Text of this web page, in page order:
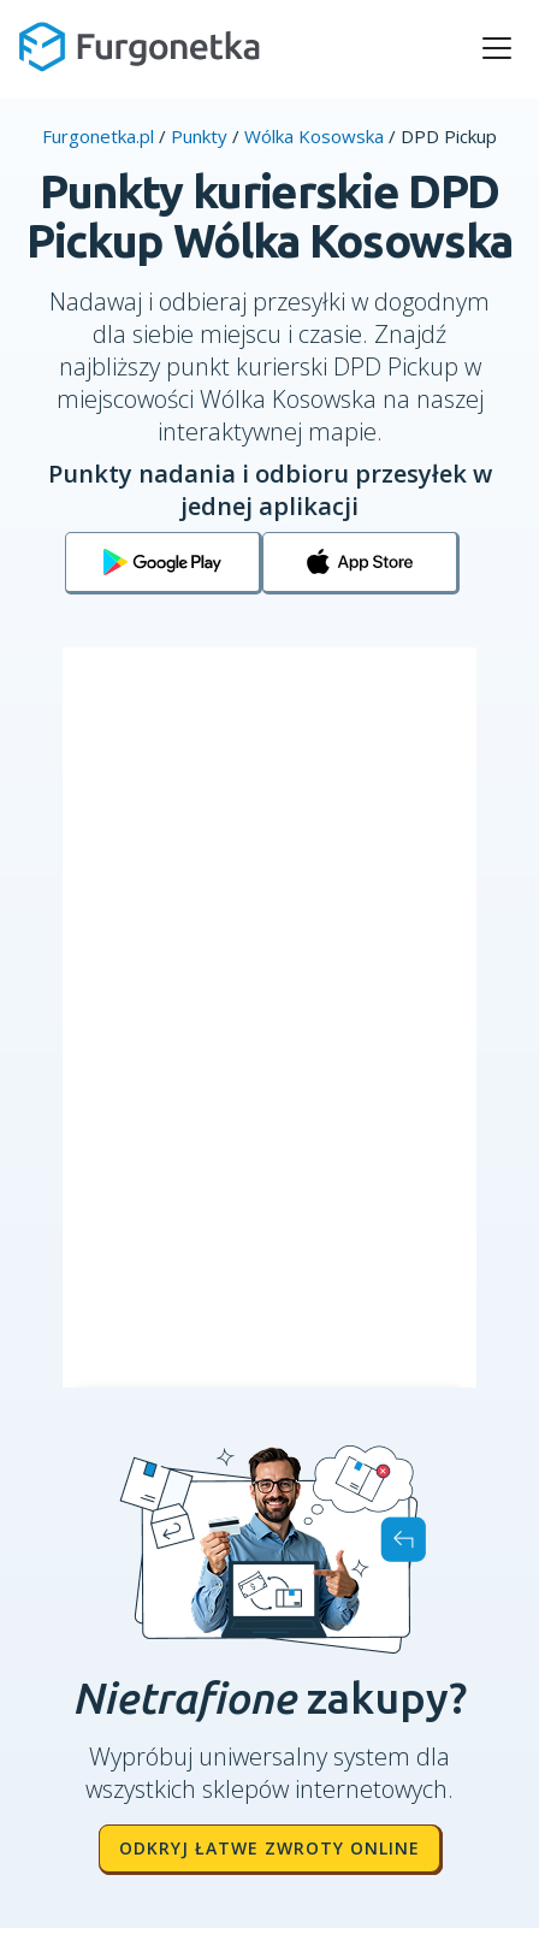
Furgonetka.pl / Punkty / Wólka Kosowska / DPD Pickup
Punkty kurierskie DPD
Pickup Wólka Kosowska
Nadawaj i odbieraj przesyłki w dogodnym
dla siebie miejscu i czasie. Znajdź
najbliższy punkt kurierski DPD Pickup w
miejscowości Wólka Kosowska na naszej
interaktywnej mapie.
Punkty nadania i odbioru przesyłek w
jednej aplikacji
Nietrafionezakupy?
Wypróbuj uniwersalny system dla
wszystkich sklepów internetowych.
ODKRYJ ŁATWE ZWROTY ONLINE